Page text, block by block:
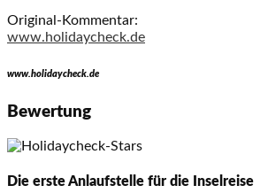
Original-Kommentar:
www.holidaycheck.de
www.holidaycheck.de
Bewertung
Die erste Anlaufstelle für die Inselreise